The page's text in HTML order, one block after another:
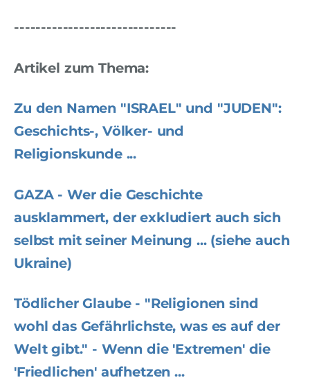
------------------------------
Artikel zum Thema:
Zu den Namen "ISRAEL" und "JUDEN":
Geschichts-, Völker- und
Religionskunde ...
GAZA - Wer die Geschichte
ausklammert, der exkludiert auch sich
selbst mit seiner Meinung ... (siehe auch
Ukraine)
Tödlicher Glaube - "Religionen sind
wohl das Gefährlichste, was es auf der
Welt gibt." - Wenn die 'Extremen' die
'Friedlichen' aufhetzen ...